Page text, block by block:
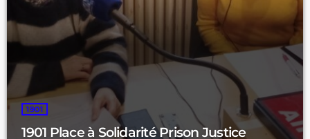
1901
1901 Place à Solidarité Prison Justice